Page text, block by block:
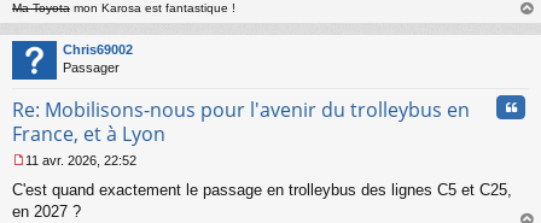
l
u
Ma Toyota mon Karosa est fantastique !
au
Chris69002
Passager
Re: Mobilisons-nous pour l'avenir du trolleybus en
France, et à Lyon
e
s
11 avr. 2026, 22:52
C'est quand exactement le passage en trolleybus des lignes C5 et C25,
en 2027 ?